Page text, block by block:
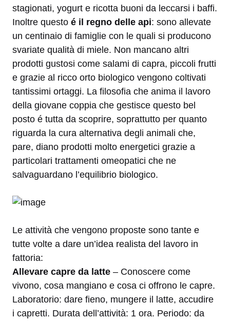
stagionati, yogurt e ricotta buoni da leccarsi i baffi.
Inoltre questo é il regno delle api: sono allevate
un centinaio di famiglie con le quali si producono
svariate qualità di miele. Non mancano altri
prodotti gustosi come salami di capra, piccoli frutti
e grazie al ricco orto biologico vengono coltivati
tantissimi ortaggi. La filosofia che anima il lavoro
della giovane coppia che gestisce questo bel
posto é tutta da scoprire, soprattutto per quanto
riguarda la cura alternativa degli animali che,
pare, diano prodotti molto energetici grazie a
particolari trattamenti omeopatici che ne
salvaguardano l’equilibrio biologico.
Le attività che vengono proposte sono tante e
tutte volte a dare un’idea realista del lavoro in
fattoria:
Allevare capre da latte – Conoscere come
vivono, cosa mangiano e cosa ci offrono le capre.
Laboratorio: dare fieno, mungere il latte, accudire
i capretti. Durata dell’attività: 1 ora. Periodo: da